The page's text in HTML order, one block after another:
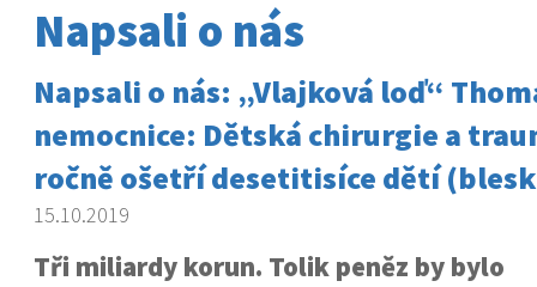
Napsali o nás
Napsali o nás: „Vlajková loď“
nemocnice: Dětská chirurgie a
ročně ošetří desetitisíce dětí
15.10.2019
Tři miliardy korun. Tolik peněz by bylo